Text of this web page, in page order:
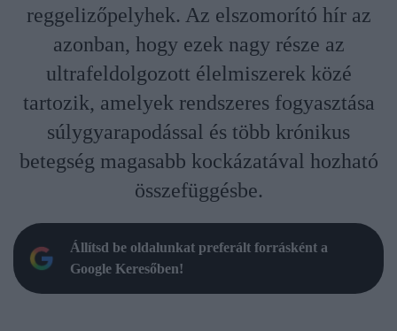
reggelizőpelyhek. Az elszomorító hír az
azonban, hogy ezek nagy része az
ultrafeldolgozott élelmiszerek közé
tartozik, amelyek rendszeres fogyasztása
súlygyarapodással és több krónikus
betegség magasabb kockázatával hozható
összefüggésbe.
Állítsd be oldalunkat preferált forrásként a
Google Keresőben!